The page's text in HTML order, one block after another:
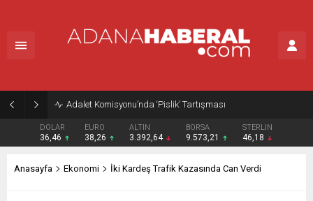
Adalet Komisyonu’nda ‘Pislik’ Tartışması
DOLAR
36,46
EURO
38,26
ALTIN
3.392,64
BORSA
9.573,21
STERLIN
46,18
Anasayfa Ekonomi İki Kardeş Trafik Kazasında Can Verdi